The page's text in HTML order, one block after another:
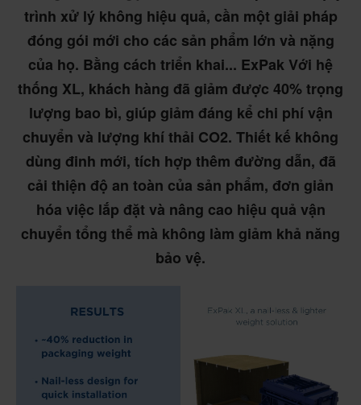
trình xử lý không hiệu quả, cần một giải pháp
đóng gói mới cho các sản phẩm lớn và nặng
của họ. Bằng cách triển khai... ExPak Với hệ
thống XL, khách hàng đã giảm được 40% trọng
lượng bao bì, giúp giảm đáng kể chi phí vận
chuyển và lượng khí thải CO2. Thiết kế không
dùng đinh mới, tích hợp thêm đường dẫn, đã
cải thiện độ an toàn của sản phẩm, đơn giản
hóa việc lắp đặt và nâng cao hiệu quả vận
chuyển tổng thể mà không làm giảm khả năng
bảo vệ.